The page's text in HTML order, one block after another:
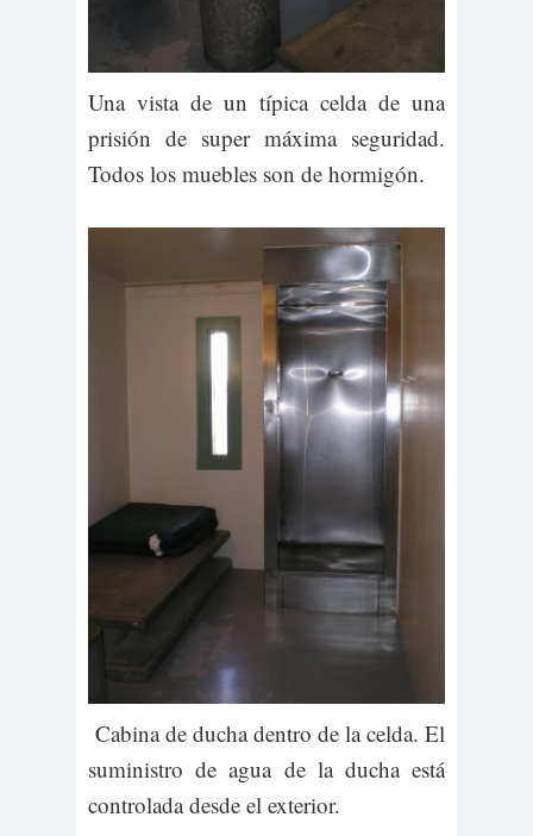
Una vista de un típica celda de una
prisión de super máxima seguridad.
Todos los muebles son de hormigón.
Cabina de ducha dentro de la celda. El
suministro de agua de la ducha está
controlada desde el exterior.